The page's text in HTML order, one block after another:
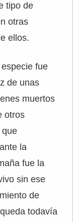
tipo de
otras
ellos.
especie fue
de unas
muertos
otros
que
la
fue la
sin ese
de
todavía